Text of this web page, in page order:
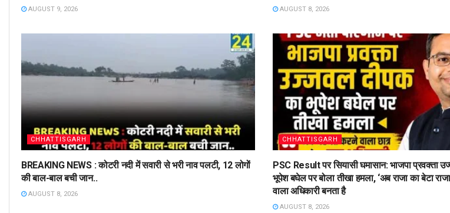
AUGUST 9, 2026 AUGUST 8, 2026
CHHATTISGARH
BREAKING NEWS : कोटरी नदी में सवारी से भरी नाव पलटी, 12 लोगों
की बाल-बाल बची जान..
AUGUST 8, 2026
CHHATTISGARH
PSC Result पर सियासी घमासान: भाजपा प्रवक्ता
भूपेश बघेल पर बोला तीखा हमला, ‘अब राजा का बेटा
वाला अधिकारी बनता है
AUGUST 8, 2026